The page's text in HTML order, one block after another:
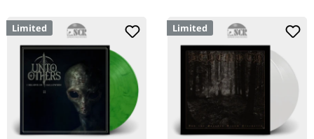
Limited Limited